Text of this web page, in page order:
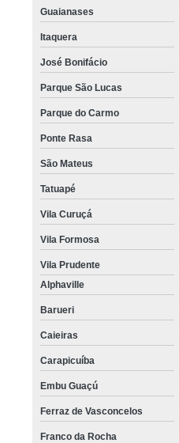
Guaianases
Itaquera
José Bonifácio
Parque São Lucas
Parque do Carmo
Ponte Rasa
São Mateus
Tatuapé
Vila Curuçá
Vila Formosa
Vila Prudente
Alphaville
Barueri
Caieiras
Carapicuíba
Embu Guaçú
Ferraz de Vasconcelos
Franco da Rocha